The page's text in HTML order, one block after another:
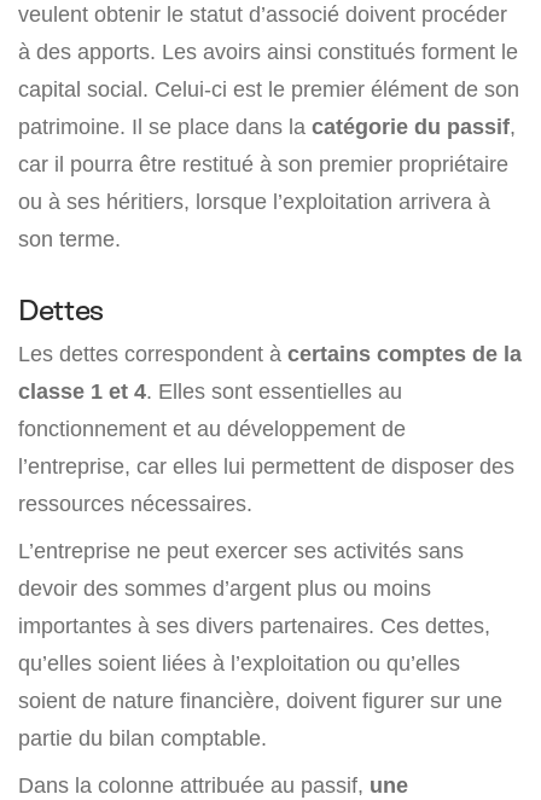
veulent obtenir le statut d’associé doivent procéder
à des apports. Les avoirs ainsi constitués forment le
capital social. Celui-ci est le premier élément de son
patrimoine. Il se place dans la catégorie du passif,
car il pourra être restitué à son premier propriétaire
ou à ses héritiers, lorsque l’exploitation arrivera à
son terme.
Dettes
Les dettes correspondent à certains comptes de la
classe 1 et 4. Elles sont essentielles au
fonctionnement et au développement de
l’entreprise, car elles lui permettent de disposer des
ressources nécessaires.
L’entreprise ne peut exercer ses activités sans
devoir des sommes d’argent plus ou moins
importantes à ses divers partenaires. Ces dettes,
qu’elles soient liées à l’exploitation ou qu’elles
soient de nature financière, doivent figurer sur une
partie du bilan comptable.
Dans la colonne attribuée au passif, une